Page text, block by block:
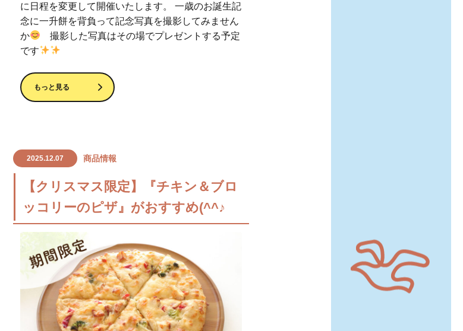
に日程を変更して開催いたします。 一歳のお誕生記
念に一升餅を背負って記念写真を撮影してみません
か
撮影した写真はその場でプレゼントする予定
です
もっと見る
2025.12.07 商品情報
【クリスマス限定】『チキン＆ブロ
ッコリーのピザ』がおすすめ(^^♪